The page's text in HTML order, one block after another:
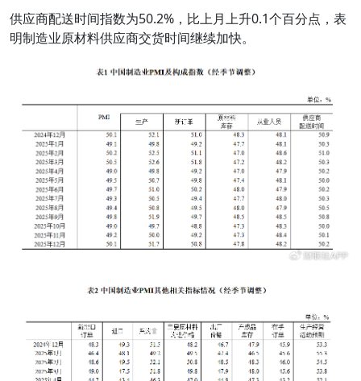
供应商配送时间指数为50.2%，比上月上升0.1个百分点，表
明制造业原材料供应商交货时间继续加快。